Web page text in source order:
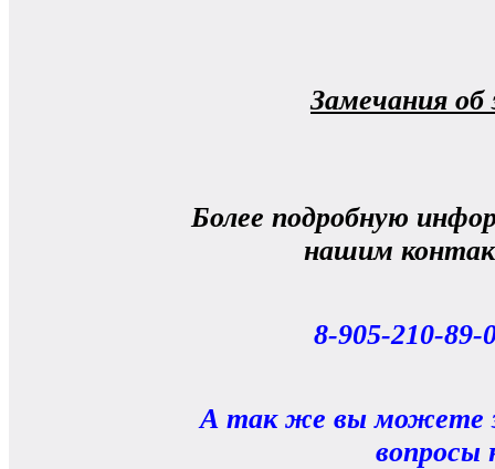
Замечания об
Более подробную
нашим
8-905-210-89-
А так же вы можете